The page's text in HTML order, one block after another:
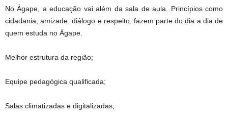
No Ágape, a educação vai além da sala de aula. Princípios como
cidadania, amizade, diálogo e respeito, fazem parte do dia a dia de
quem estuda no Ágape.
Melhor estrutura da região;
Equipe pedagógica qualificada;
Salas climatizadas e digitalizadas;